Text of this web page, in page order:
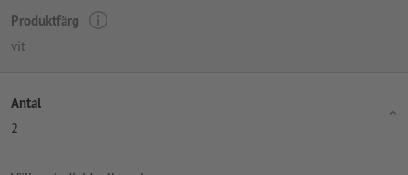
Produktfärg
vit
Antal
2